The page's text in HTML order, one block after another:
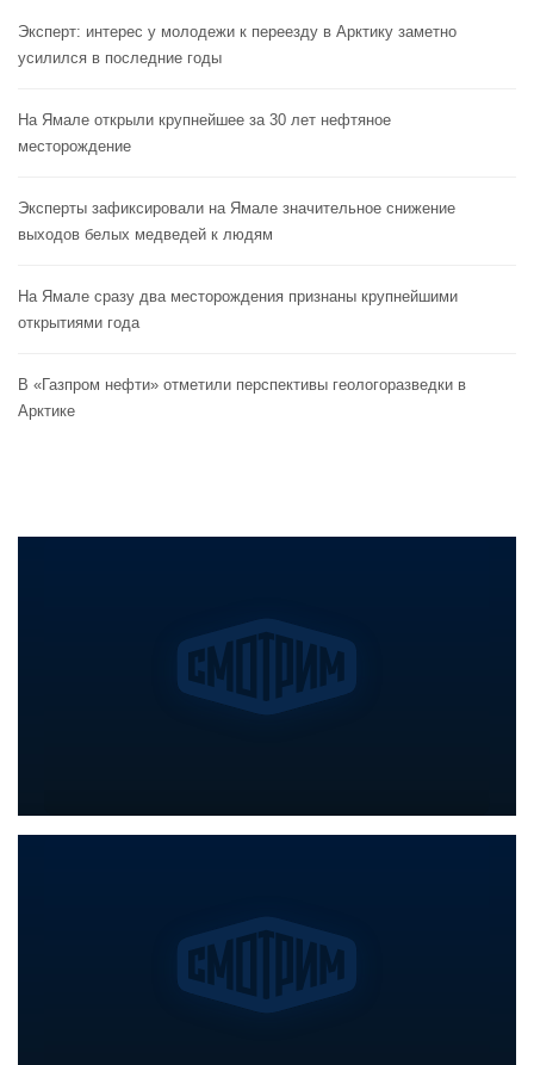
Эксперт: интерес у молодежи к переезду в Арктику заметно
усилился в последние годы
На Ямале открыли крупнейшее за 30 лет нефтяное
месторождение
Эксперты зафиксировали на Ямале значительное снижение
выходов белых медведей к людям
На Ямале сразу два месторождения признаны крупнейшими
открытиями года
В «Газпром нефти» отметили перспективы геологоразведки в
Арктике